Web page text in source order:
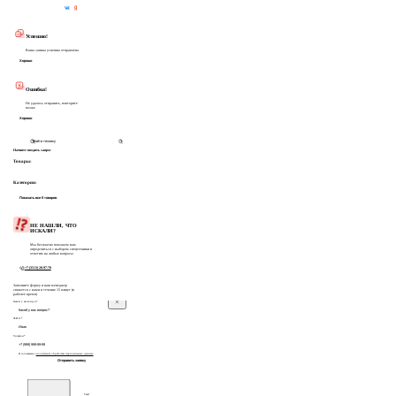
Успешно!
Ваша заявка успешно отправлена
Хорошо
Ошибка!
Не удалось отправить, повторите
позже
Хорошо
Начните вводить запрос
Товары:
Категории:
Показать все 0 товаров
НЕ НАШЛИ, ЧТО
ИСКАЛИ?
Мы бесплатно поможем вам
определиться с выбором спецтехники и
ответим на любые вопросы
+7 (3513) 28-97-70
Заполните форму и наш менеджер
свяжется с вами в течение 15 минут (в
рабочее время)
Какой у вас вопрос?
Ф.И.О.*
Телефон*
Я соглашаюсь с политикой обработки персональных данных
Отправить заявку
Текст